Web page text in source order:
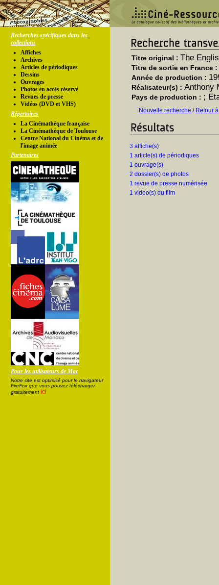
Recherches spécifiques dans les
collections
Affiches
Archives
Articles de périodiques
Dessins
Ouvrages
Photos en accés réservé
Revues de presse
Vidéos (DVD et VHS)
Répertoires
La Cinémathèque française
La Cinémathèque de Toulouse
Centre National du Cinéma et de
l'image animée
Partenaires
Pour les utilisateurs de Mac
Notre site est optimisé pour le navigateur
FireFox que vous pouvez télécharger
gratuitement ici
Titre original : The
Titre de sortie en France :
Année de production :
Réalisateur(s) : Anthony
Pays de production : ;
Nouvelle recherche / Retour
3 affiche(s)
1 article(s) de périodiques
1 ouvrage(s)
2 dossier(s) de photos
1 revue de presse numérisée
1 video(s) du film